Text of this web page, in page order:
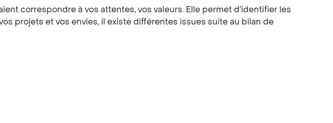
correspondre à vos attentes, vos valeurs. Elle permet d’identifier les
projets et vos envies, il existe différentes issues suite au bilan de